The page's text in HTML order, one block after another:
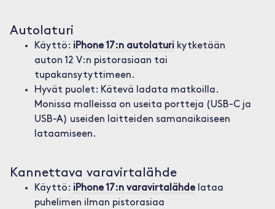
Autolaturi
Käyttö: iPhone 17:n autolaturikytketään
auton 12 V:n pistorasiaan tai
tupakansytyttimeen.
Hyvät puolet: Kätevä ladata matkoilla.
Monissa malleissa on useita portteja (USB-C ja
USB-A) useiden laitteiden samanaikaiseen
lataamiseen.
Kannettava varavirtalähde
Käyttö: iPhone 17:n varavirtalähdelataa
puhelimen ilman pistorasiaa